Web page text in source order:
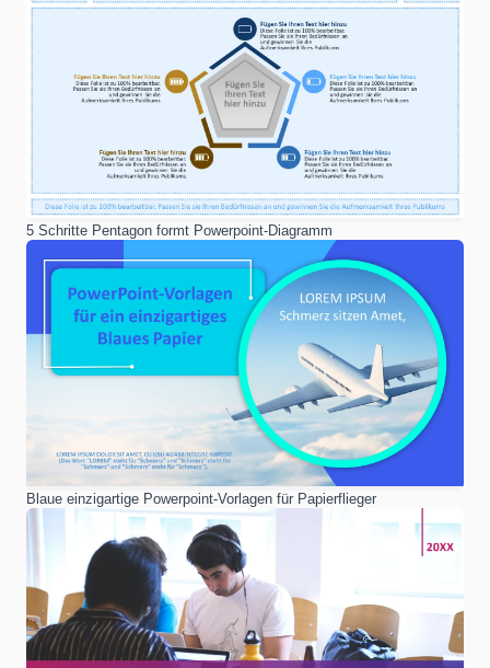
5 Schritte Pentagon formt Powerpoint-Diagramm
Blaue einzigartige Powerpoint-Vorlagen für Papierflieger